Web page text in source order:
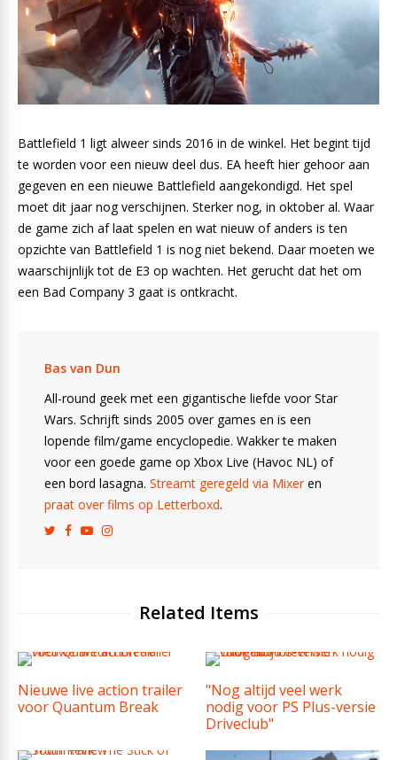
Battlefield 1 ligt alweer sinds 2016 in de winkel. Het begint tijd
te worden voor een nieuw deel dus. EA heeft hier gehoor aan
gegeven en een nieuwe Battlefield aangekondigd. Het spel
moet dit jaar nog verschijnen. Sterker nog, in oktober al. Waar
de game zich af laat spelen en wat nieuw of anders is ten
opzichte van Battlefield 1 is nog niet bekend. Daar moeten we
waarschijnlijk tot de E3 op wachten. Het gerucht dat het om
een Bad Company 3 gaat is ontkracht.
Bas van Dun
All-round geek met een gigantische liefde voor Star
Wars. Schrijft sinds 2005 over games en is een
lopende film/game encyclopedie. Wakker te maken
voor een goede game op Xbox Live (Havoc NL) of
een bord lasagna. Streamt geregeld via Mixeren
praat over films op Letterboxd.
Related Items
Nieuwe live action trailer
voor Quantum Break
"Nog altijd veel werk
nodig voor PS Plus-versie
Driveclub"